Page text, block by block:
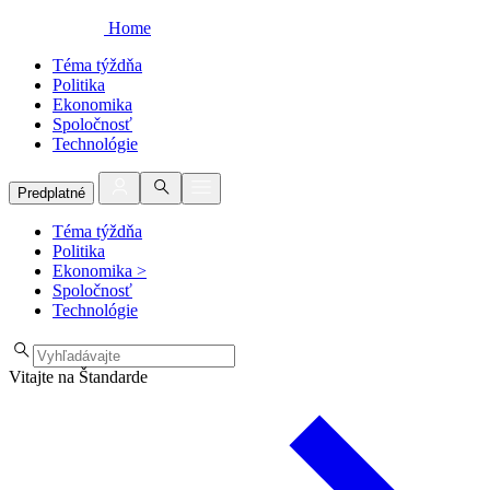
Home
Téma týždňa
Politika
Ekonomika
Spoločnosť
Technológie
Predplatné
Téma týždňa
Politika
Ekonomika >
Spoločnosť
Technológie
Vitajte na Štandarde